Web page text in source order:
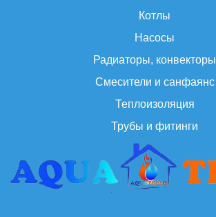
Котлы
Насосы
Радиаторы, конвекторы
Смесители и санфаянс
Теплоизоляция
Трубы и фитинги